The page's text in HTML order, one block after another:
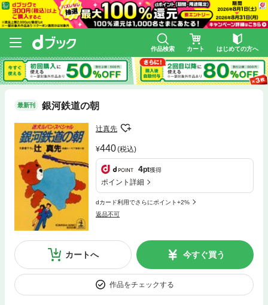
作品検索 カート はじめての方へ
最新刊 銀河鉄道の朝
辻真先
440(税込)
4pt獲得
ポイント詳細
dカード利用でさらにポイント+2%
返品不可
カートへ 今すぐ買う
作品をチェックする